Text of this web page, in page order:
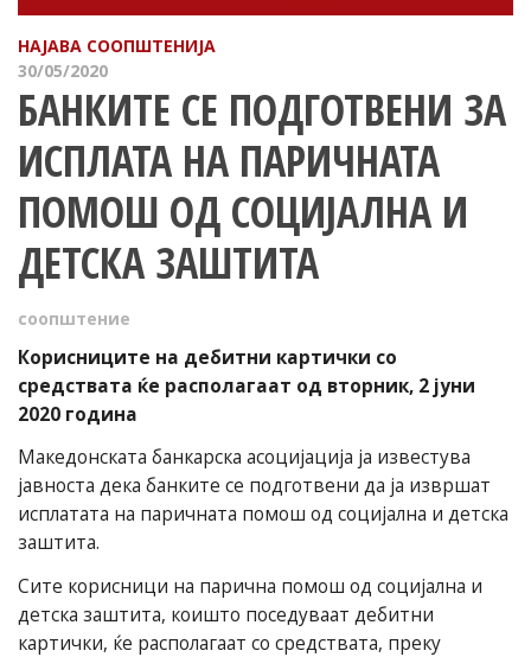
НАЈАВА СООПШТЕНИЈА
30/05/2020
БАНКИТЕ СЕ ПОДГОТВЕНИ ЗА
ИСПЛАТА НА ПАРИЧНАТА
ПОМОШ ОД СОЦИЈАЛНА И
ДЕТСКА ЗАШТИТА
соопштение
Корисниците на дебитни картички со
средствата ќе располагаат од вторник, 2 јуни
2020 година
Македонската банкарска асоцијација ја известува
јавноста дека банките се подготвени да ја извршат
исплатата на паричната помош од социјална и детска
заштита.
Сите корисници на парична помош од социјална и
детска заштита, коишто поседуваат дебитни
картички, ќе располагаат со средствата, преку